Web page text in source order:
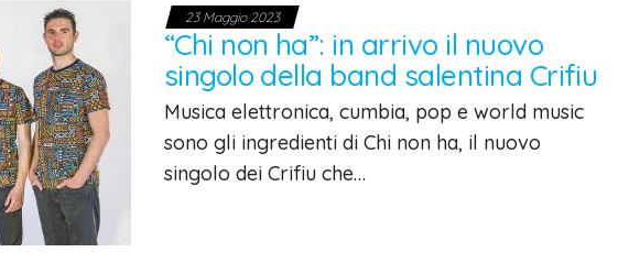
23 Maggio 2023
“Chi non ha”: in arrivo il nuovo
singolo della band salentina Crifiu
Musica elettronica, cumbia, pop e world music
sono gli ingredienti di Chi non ha, il nuovo
singolo dei Crifiu che…